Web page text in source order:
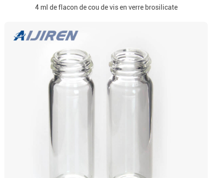
4 ml de flacon de cou de vis en verre brosilicate